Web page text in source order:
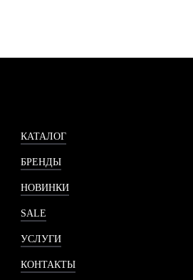
КАТАЛОГ
БРЕНДЫ
НОВИНКИ
SALE
УСЛУГИ
КОНТАКТЫ